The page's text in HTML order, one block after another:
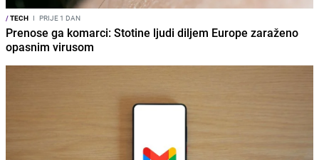
/TECH I PRIJE 1 DAN
Prenose ga komarci: Stotine ljudi diljem Europe zaraženo
opasnim virusom